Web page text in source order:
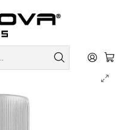
Vitaminas y Minerales